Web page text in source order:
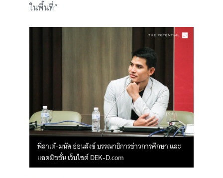
ในพื้นที่”
พี่ลาเต้-มนัส อ่อนสังข์ บรรณาธิการข่าวการศึกษา และ
แอดมิชชั่น เว็บไซต์ DEK-D.com